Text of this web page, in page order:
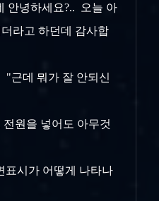
안녕하세요?.. 오늘 아
라고 하던데 감사합
데 뭐가 잘 안되신
원을 넣어도 아무것
표시가 어떻게 나타나